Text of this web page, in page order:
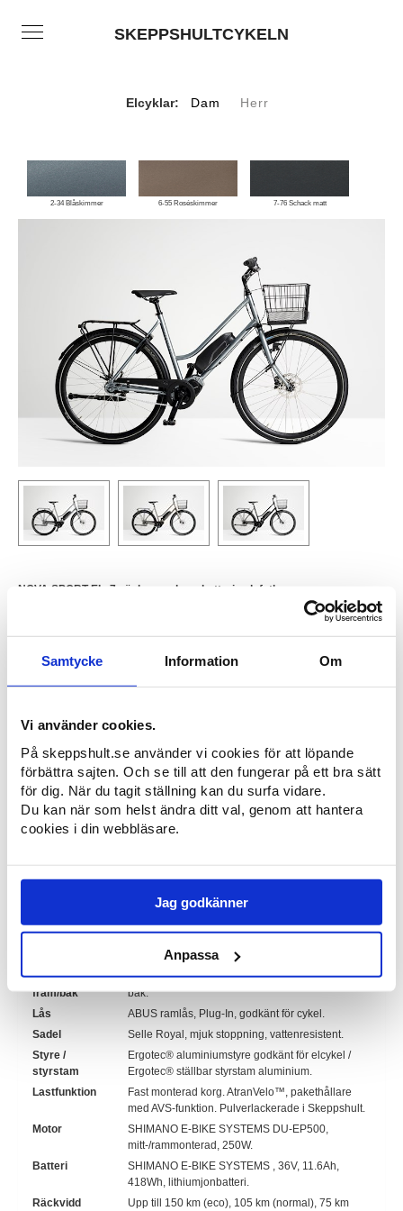
Samtycke Information Om
Vi använder cookies.
På skeppshult.se använder vi cookies för att löpande
förbättra sajten. Och se till att den fungerar på ett bra sätt
för dig. När du tagit ställning kan du surfa vidare.
Du kan när som helst ändra ditt val, genom att hantera
cookies i din webbläsare.
Jag godkänner
Anpassa
SKEPPSHULTCYKELN
Elcyklar: Dam Herr
2-34 Blåskimmer 6-55 Roséskimmer 7-76 Schack matt
NOVA SPORT EL, 7 växlar,
med rambatteri och fotbroms
En Nova El i sportförpackning. Det betyder bland annat lite aktivare
Utvecklad och tillverkad, från rör till färdig cykel, (till och med skärmarna) i
PRODUKTFAKTA
Material
Ram i höghållfast stål från SSAB, tillverkad och
pulverlackerad i Skeppshult.
Ramhöjd
53 cm
Hjul
Däck: Schwalbe 28" (40-622) med
bak/fram
drivenheten. Bromsljus.
Shimano® Nexus 7 växlar, vridreglage.
Bromsar
fram/bak
Shimano® hydraulisk skivbroms fram/fotbroms
bak.
Lås
ABUS ramlås, Plug-In, godkänt för cykel.
Sadel
Selle Royal, mjuk stoppning, vattenresistent.
Styre /
styrstam
Ergotec® aluminiumstyre godkänt för elcykel /
Ergotec® ställbar styrstam aluminium.
Lastfunktion
Fast monterad korg. AtranVelo™, pakethållare
med AVS-funktion. Pulverlackerade i Skeppshult.
Motor
SHIMANO E-BIKE SYSTEMS DU-EP500,
mitt-/rammonterad, 250W.
Batteri
SHIMANO E-BIKE SYSTEMS , 36V, 11.6Ah,
418Wh, lithiumjonbatteri.
Räckvidd
Upp till 150 km (eco), 105 km (normal), 75 km